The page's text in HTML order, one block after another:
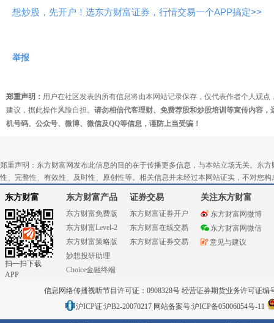
想炒股，先开户！选东方财富证券，行情交易一个APP搞定>>
举报
郑重声明： 用户在社区发表的所有信息将由本网站记录保存，仅代表作者个人观
建议，据此操作风险自担。 请勿相信代客理财、免费荐股和炒股培训等宣传内容
机号码、公众号、微博、微信及QQ等信息，谨防上当受骗！
郑重声明：东方财富网发布此信息的目的在于传播更多信息，与本站立场无关。东
性、完整性、有效性、及时性、原创性等。相关信息并未经过本网站证实，不对您
东方财富
扫一扫下载
APP
东方财富产品
东方财富免费版
东方财富Level-2
东方财富策略版
妙想投研助理
Choice金融终端
证券交易
东方财富证券开户
东方财富在线交易
东方财富证券交易
关注东方财富
东方财富网微博
东方财富网微信
意见与建议
信息网络传播视听节目许可证：0908328号 经营证券期货业务许可证编
沪ICP证:沪B2-20070217 网站备案号:沪ICP备05006054号-11